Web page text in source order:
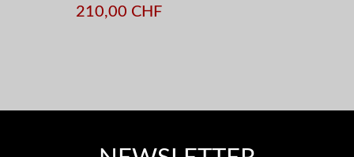
210,00 CHF